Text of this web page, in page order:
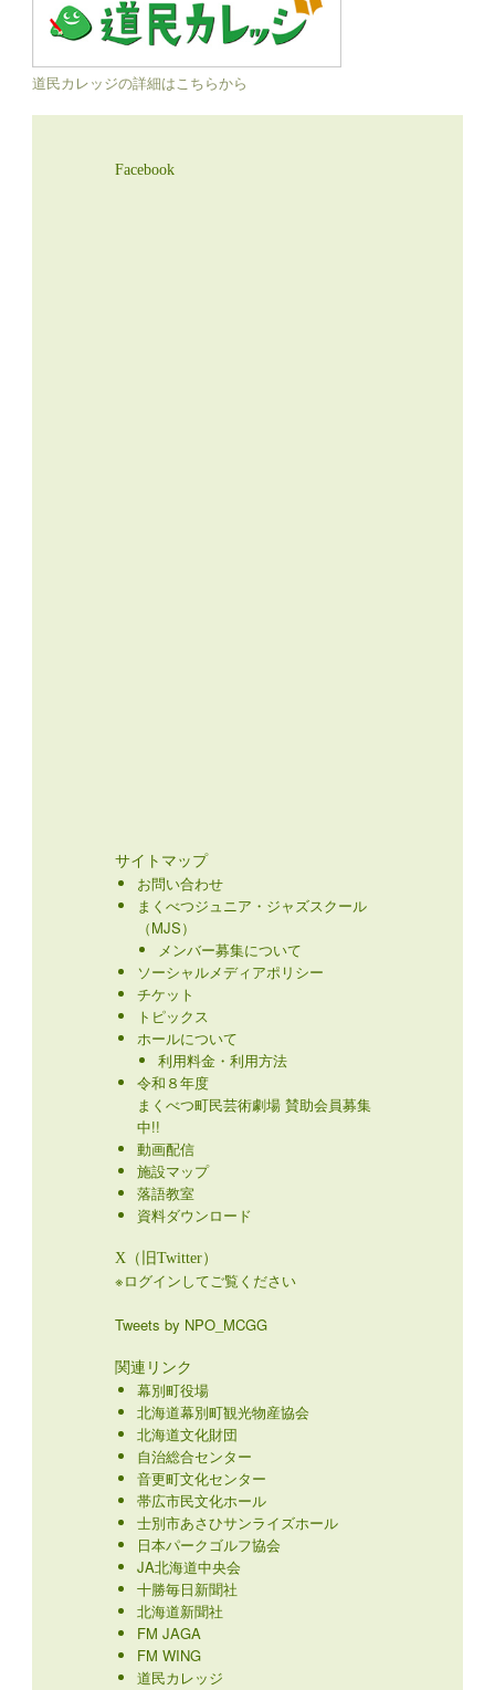
道民カレッジの詳細はこちらから
Facebook
サイトマップ
お問い合わせ
まくべつジュニア・ジャズスクール
（MJS）
メンバー募集について
ソーシャルメディアポリシー
チケット
トピックス
ホールについて
利用料金・利用方法
令和８年度
まくべつ町民芸術劇場 賛助会員募集
中!!
動画配信
施設マップ
落語教室
資料ダウンロード
X（旧Twitter）
※ログインしてご覧ください
Tweets by NPO_MCGG
関連リンク
幕別町役場
北海道幕別町観光物産協会
北海道文化財団
自治総合センター
音更町文化センター
帯広市民文化ホール
士別市あさひサンライズホール
日本パークゴルフ協会
JA北海道中央会
十勝毎日新聞社
北海道新聞社
FM JAGA
FM WING
道民カレッジ